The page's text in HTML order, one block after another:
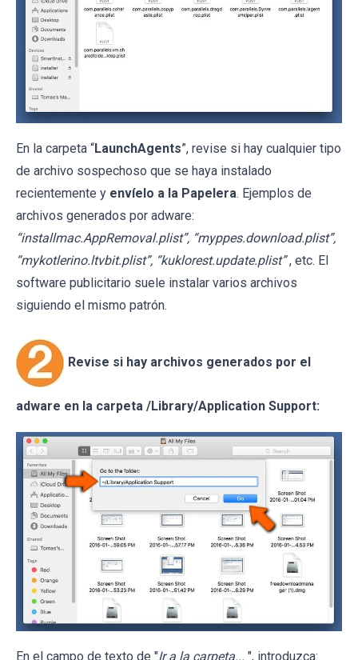
En la carpeta “LaunchAgents”, revise si hay cualquier tipo
de archivo sospechoso que se haya instalado
recientemente y envíelo a la Papelera. Ejemplos de
archivos generados por adware:
“installmac.AppRemoval.plist”, “myppes.download.plist”,
“mykotlerino.ltvbit.plist”, “kuklorest.update.plist” , etc. El
software publicitario suele instalar varios archivos
siguiendo el mismo patrón.
Revise si hay archivos generados por el
adware en la carpeta /Library/Application Support:
En el campo de texto de "Ir a la carpeta... ", introduzca: